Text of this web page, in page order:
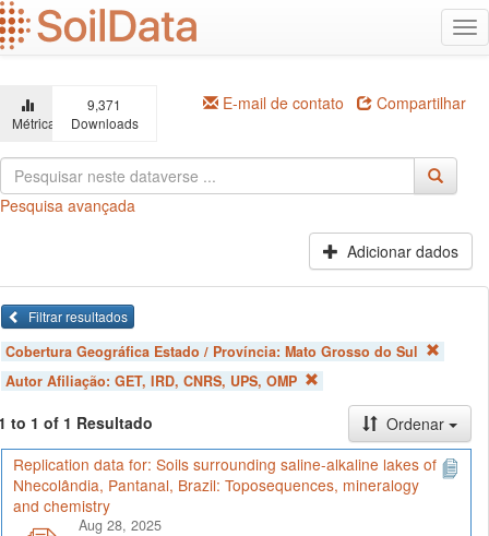
Ir
para
o
principal
Métricas
9,371
Downloads
E-mail de contato Compartilhar
Pesquisa avançada
Adicionar dados
Filtrar resultados
Cobertura Geográfica Estado / Província: Mato Grosso do Sul
Autor Afiliação: GET, IRD, CNRS, UPS, OMP
to 1 of 1 Resultado
Ordenar
Replication data for: Soils surrounding saline-alkaline lakes of
Nhecolândia, Pantanal, Brazil: Toposequences, mineralogy
and chemistry
Aug 28, 2025